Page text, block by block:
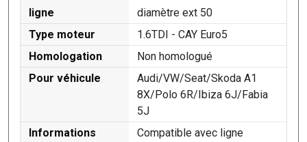
ligne
diamètre ext 50
Type moteur
1.6TDI - CAY Euro5
Homologation
Non homologué
Pour véhicule
Audi/VW/Seat/Skoda A1
8X/Polo 6R/Ibiza 6J/Fabia
5J
Informations
Compatible avec ligne